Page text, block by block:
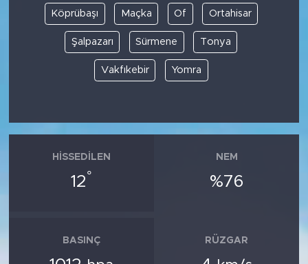
Köprübaşı Maçka Of Ortahisar
Şalpazarı Sürmene Tonya
Vakfıkebir Yomra
HISSEDILEN
12°
NEM
%76
BASINÇ RÜZGAR